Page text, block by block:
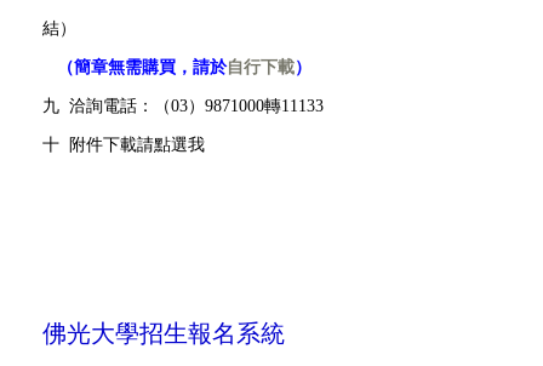
結）
（簡章無需購買，請於自行下載）
九 洽詢電話：（03）9871000轉11133
十 附件下載請點選我
佛光大學招生報名系統